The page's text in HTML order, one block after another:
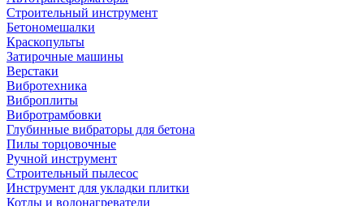
Строительный инструмент
Бетономешалки
Краскопульты
Затирочные машины
Верстаки
Вибротехника
Виброплиты
Вибротрамбовки
Глубинные вибраторы для бетона
Пилы торцовочные
Ручной инструмент
Строительный пылесос
Инструмент для укладки плитки
Котлы и водонагреватели